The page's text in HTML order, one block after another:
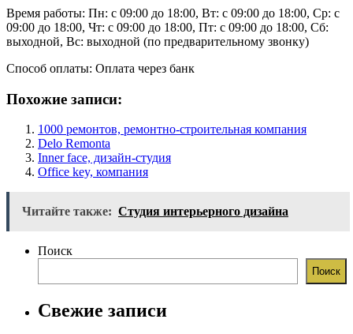
Время работы: Пн: с 09:00 до 18:00, Вт: с 09:00 до 18:00, Ср: с
09:00 до 18:00, Чт: с 09:00 до 18:00, Пт: с 09:00 до 18:00, Сб:
выходной, Вс: выходной (по предварительному звонку)
Способ оплаты: Оплата через банк
Похожие записи:
1000 ремонтов, ремонтно-строительная компания
Delo Remonta
Inner face, дизайн-студия
Office key, компания
Читайте также: Студия интерьерного дизайна
Поиск
Поиск
Свежие записи